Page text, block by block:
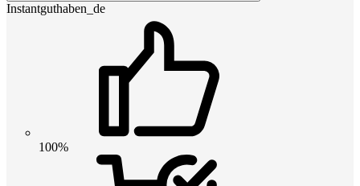
Instantguthaben_de
100%